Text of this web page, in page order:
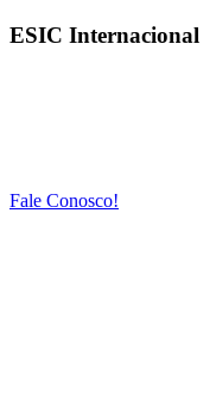
ESIC Internacional
Fale Conosco!